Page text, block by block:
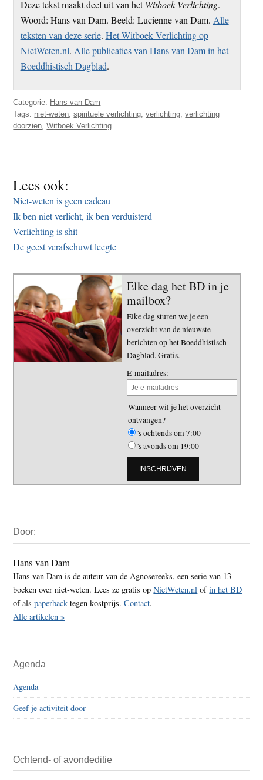
Deze tekst maakt deel uit van hetWitboek Verlichting.
Woord: Hans van Dam. Beeld: Lucienne van Dam. Alle
teksten van deze serie. Het Witboek Verlichting op
NietWeten.nl. Alle publicaties van Hans van Dam in het
Boeddhistisch Dagblad.
Categorie: Hans van Dam
Tags: niet-weten,spirituele verlichting,verlichting,verlichting
doorzien,Witboek Verlichting
Lees ook:
Niet-weten is geen cadeau
Ik ben niet verlicht, ik ben verduisterd
Verlichting is shit
De geest verafschuwt leegte
Elke dag het BD in je
mailbox?
Elke dag sturen we je een
overzicht van de nieuwste
berichten op het Boeddhistisch
Dagblad. Gratis.
E-mailadres:
Wanneer wil je het overzicht
ontvangen?
's ochtends om 7:00
's avonds om 19:00
Sidebar
Door:
Hans van Dam
Hans van Dam is de auteur van de Agnosereeks, een serie van 13
boeken over niet-weten. Lees ze gratis opNietWeten.nl ofin het BD
of alspaperback tegen kostprijs.Contact.
Alle artikelen »
Agenda
Agenda
Geef je activiteit door
Ochtend- of avondeditie